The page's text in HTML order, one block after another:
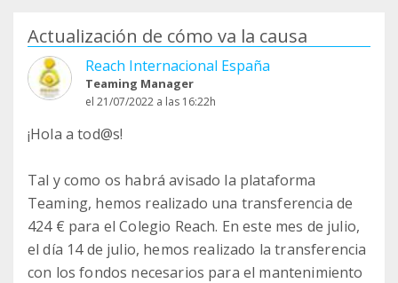
Actualización de cómo va la causa
Reach Internacional España
Teaming Manager
el 21/07/2022 a las 16:22h
¡Hola a tod@s!
Tal y como os habrá avisado la plataforma
Teaming, hemos realizado una transferencia de
424 € para el Colegio Reach. En este mes de julio,
el día 14 de julio, hemos realizado la transferencia
con los fondos necesarios para el mantenimiento